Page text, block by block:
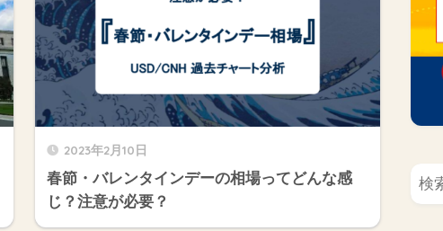
2023年2月10日
春節・バレンタインデーの相場ってどんな感
じ？注意が必要？